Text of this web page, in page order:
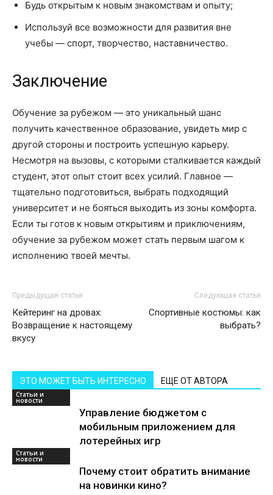
Будь открытым к новым знакомствам и опыту;
Используй все возможности для развития вне
учебы — спорт, творчество, наставничество.
Заключение
Обучение за рубежом — это уникальный шанс
получить качественное образование, увидеть мир с
другой стороны и построить успешную карьеру.
Несмотря на вызовы, с которыми сталкивается каждый
студент, этот опыт стоит всех усилий. Главное —
тщательно подготовиться, выбрать подходящий
университет и не бояться выходить из зоны комфорта.
Если ты готов к новым открытиям и приключениям,
обучение за рубежом может стать первым шагом к
исполнению твоей мечты.
Предыдущая статья
Кейтеринг на дровах:
Возвращение к настоящему
вкусу
Следующая статья
Спортивные костюмы: как
выбрать?
ЭТО МОЖЕТ БЫТЬ ИНТЕРЕСНО ЕЩЕ ОТ АВТОРА
Статьи и
новости
Управление бюджетом с
мобильным приложением для
лотерейных игр
Статьи и
новости
Почему стоит обратить внимание
на новинки кино?